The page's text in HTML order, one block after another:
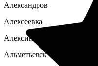
Александров
Алексеевка
Алексин
Альметьевск